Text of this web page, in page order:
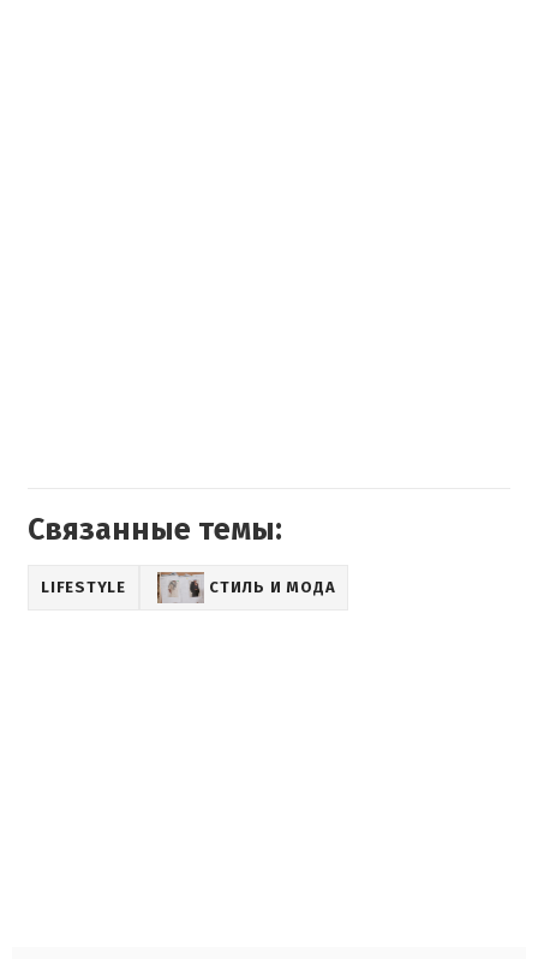
Связанные темы:
LIFESTYLE СТИЛЬ И МОДА